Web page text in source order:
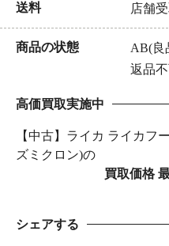
送料 店舗
商品の状態
AB(良
返品
高価買取実施中
【中古】ライカ ライカフ
ズミクロン)の
買取価格
シェアする